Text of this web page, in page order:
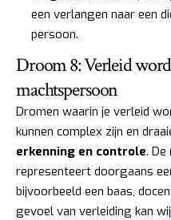
een verlangen naar een
persoon.
Droom 8: Verleid
machtspersoon
Dromen waarin je verleid
kunnen complex zijn en
erkenning en controle.
representeert doorgaans
bijvoorbeeld een baas,
gevoel van verleiding kan